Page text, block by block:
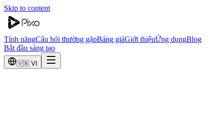
Skip to content
Tính năngCâu hỏi thường gặpBảng giáGiới thiệuỨng dụngBlog
Bắt đầu sáng tạo
🇻🇳 VI